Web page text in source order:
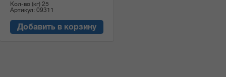
Кол-во (кг) 25
Артикул: 09311
Добавить в корзину